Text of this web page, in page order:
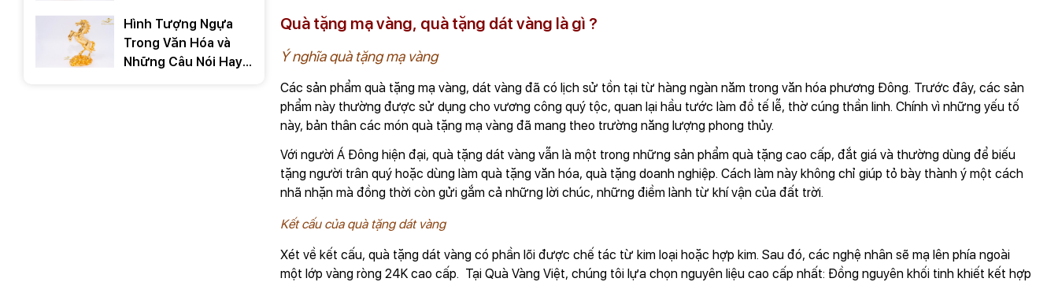
Quà tặng mạ vàng, quà tặng dát vàng là gì ?
Ý nghĩa quà tặng mạ vàng
Các sản phẩm quà tặng mạ vàng, dát vàng đã có lịch sử tồn tại từ hàng ngàn năm trong văn hóa phương Đông. Trước đây, các sản
phẩm này thường được sử dụng cho vương công quý tộc, quan lại hầu tước làm đồ tế lễ, thờ cúng thần linh. Chính vì những yếu tố
này, bản thân các món quà tặng mạ vàng đã mang theo trường năng lượng phong thủy.
Với người Á Đông hiện đại, quà tặng dát vàng vẫn là một trong những sản phẩm quà tặng cao cấp, đắt giá và thường dùng để biếu
tặng người trân quý hoặc dùng làm quà tặng văn hóa, quà tặng doanh nghiệp. Cách làm này không chỉ giúp tỏ bày thành ý một cách
nhã nhặn mà đồng thời còn gửi gắm cả những lời chúc, những điềm lành từ khí vận của đất trời.
Kết cấu của quà tặng dát vàng
Xét về kết cấu, quà tặng dát vàng có phần lõi được chế tác từ kim loại hoặc hợp kim. Sau đó, các nghệ nhân sẽ mạ lên phía ngoài
một lớp vàng ròng 24K cao cấp. Tại Quà Vàng Việt, chúng tôi lựa chọn nguyên liệu cao cấp nhất: Đồng nguyên khối tinh khiết kết hợp
Hình Tượng Ngựa
Trong Văn Hóa và
Những Câu Nói Hay